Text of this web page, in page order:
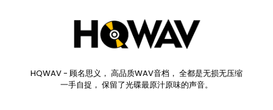
HQWAV - 顾名思义， 高品质WAV音档， 全都是无损无压缩
一手自捉， 保留了光碟最原汁原味的声音。